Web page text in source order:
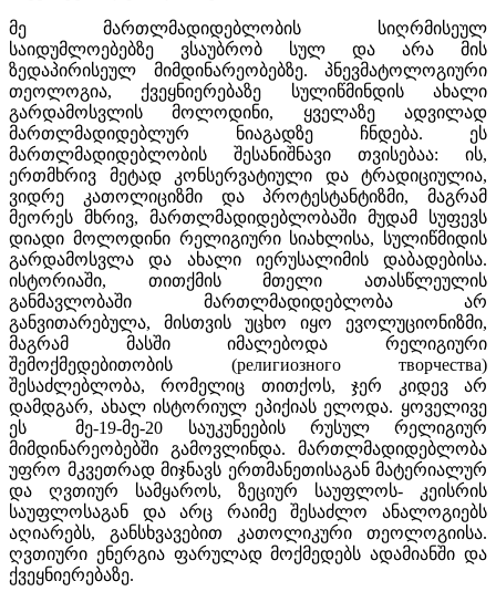
მე მართლმადიდებლობის სიღრმისეულ
საიდუმლოებებზე ვსაუბრობ სულ და არა მის
ზედაპირისეულ მიმდინარეობებზე. პნევმატოლოგიური
თეოლოგია, ქვეყნიერებაზე სულიწმინდის ახალი
გარდამოსვლის მოლოდინი, ყველაზე ადვილად
მართლმადიდებლურ ნიაგადზე ჩნდება. ეს
მართლმადიდებლობის შესანიშნავი თვისებაა: ის,
ერთმხრივ მეტად კონსერვატიული და ტრადიციულია,
ვიდრე კათოლიციზმი და პროტესტანტიზმი, მაგრამ
მეორეს მხრივ, მართლმადიდებლობაში მუდამ სუფევს
დიადი მოლოდინი რელიგიური სიახლისა, სულიწმიდის
გარდამოსვლა და ახალი იერუსალიმის დაბადებისა.
ისტორიაში, თითქმის მთელი ათასწლეულის
განმავლობაში მართლმადიდებლობა არ
განვითარებულა, მისთვის უცხო იყო ევოლუციონიზმი,
მაგრამ მასში იმალებოდა რელიგიური
შემოქმედებითობის (религиозного творчества)
შესაძლებლობა, რომელიც თითქოს, ჯერ კიდევ არ
დამდგარ, ახალ ისტორიულ ეპიქიას ელოდა. ყოველივე
ეს მე-19-მე-20 საუკუნეების რუსულ რელიგიურ
მიმდინარეობებში გამოვლინდა. მართლმადიდებლობა
უფრო მკვეთრად მიჯნავს ერთმანეთისაგან მატერიალურ
და ღვთიურ სამყაროს, ზეციურ საუფლოს- კეისრის
საუფლოსაგან და არც რაიმე შესაძლო ანალოგიებს
აღიარებს, განსხვავებით კათოლიკური თეოლოგიისა.
ღვთიური ენერგია ფარულად მოქმედებს ადამიანში და
ქვეყნიერებაზე.